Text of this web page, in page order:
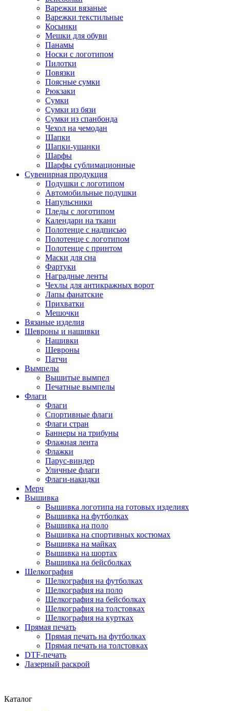
Варежки вязаные
Варежки текстильные
Косынки
Мешки для обуви
Панамы
Носки с логотипом
Пилотки
Повязки
Поясные сумки
Рюкзаки
Сумки
Сумки из бязи
Сумки из спанбонда
Чехол на чемодан
Шапки
Шапки-ушанки
Шарфы
Шарфы сублимационные
Сувенирная продукция
Подушки с логотипом
Автомобильные подушки
Напульсники
Пледы с логотипом
Календари на ткани
Полотенце с надписью
Полотенце с логотипом
Полотенце с принтом
Маски для сна
Фартуки
Наградные ленты
Чехлы для антикражных ворот
Лапы фанатские
Прихватки
Мешочки
Вязаные изделия
Шевроны и нашивки
Нашивки
Шевроны
Патчи
Вымпелы
Вышитые вымпел
Печатные вымпелы
Флаги
Флаги
Спортивные флаги
Флаги стран
Баннеры на трибуны
Флажная лента
Флажки
Парус-виндер
Уличные флаги
Флаги-накидки
Мерч
Вышивка
Вышивка логотипа на готовых изделиях
Вышивка на футболках
Вышивка на поло
Вышивка на спортивных костюмах
Вышивка на майках
Вышивка на шортах
Вышивка на бейсболках
Шелкография
Шелкография на футболках
Шелкография на поло
Шелкография на бейсболках
Шелкография на толстовках
Шелкография на куртках
Прямая печать
Прямая печать на футболках
Прямая печать на толстовках
DTF-печать
Лазерный раскрой
Каталог